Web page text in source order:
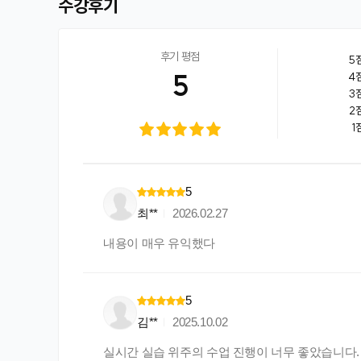
수강후기
후기 평점
5
5
4
3
2
1
5
최**
2026.02.27
내용이 매우 유익했다
5
김**
2025.10.02
실시간 실습 위주의 수업 진행이 너무 좋았습니다.